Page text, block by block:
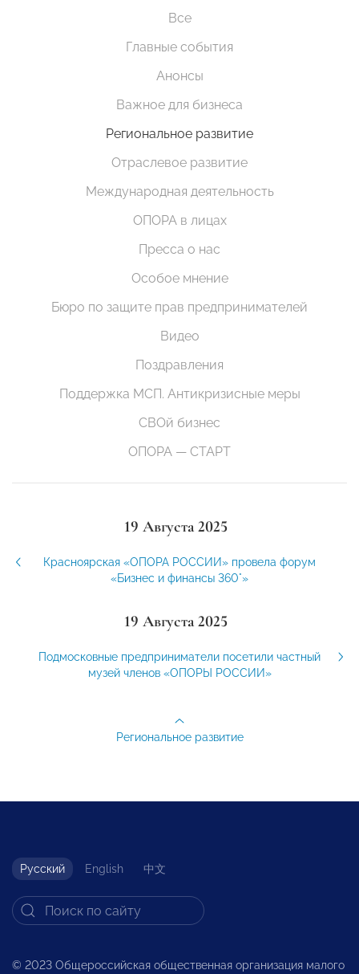
Все
Главные события
Анонсы
Важное для бизнеса
Региональное развитие
Отраслевое развитие
Международная деятельность
ОПОРА в лицах
Пресса о нас
Особое мнение
Бюро по защите прав предпринимателей
Видео
Поздравления
Поддержка МСП. Антикризисные меры
СВОй бизнес
ОПОРА — СТАРТ
19 Августа 2025
Красноярская «ОПОРА РОССИИ» провела форум
«Бизнес и финансы 360°»
19 Августа 2025
Подмосковные предприниматели посетили частный
музей членов «ОПОРЫ РОССИИ»
Региональное развитие
Русский English 中文
© 2023 Общероссийская общественная организация малого